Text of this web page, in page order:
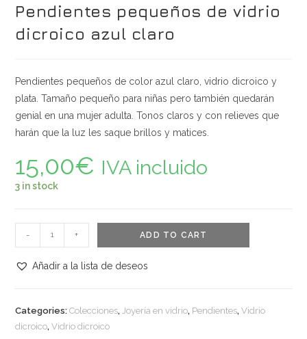
Pendientes pequeños de vidrio
dicroico azul claro
Pendientes pequeños de color azul claro, vidrio dicroico y
plata. Tamaño pequeño para niñas pero también quedarán
genial en una mujer adulta. Tonos claros y con relieves que
harán que la luz les saque brillos y matices.
15,00€ IVA incluido
3 in stock
Pendientes
pequeños
de
azul
claro
- + ADD TO CART
Añadir a la lista de deseos
Categories:Colecciones, Joyería en vidrio, Pendientes,Vidrio
dicroico,Vidrio dicroico